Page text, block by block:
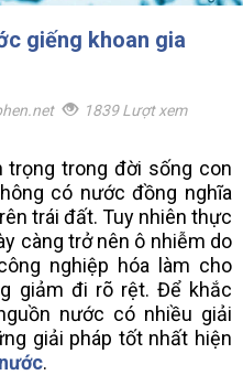
giếng khoan gia
1839 Lượt xem
trọng trong đời sống con
có nước đồng nghĩa
trái đất. Tuy nhiên thực
càng trở nên ô nhiễm do
nghiệp hóa làm cho
giảm đi rõ rệt. Để khắc
nước có nhiều giải
giải pháp tốt nhất hiện
.